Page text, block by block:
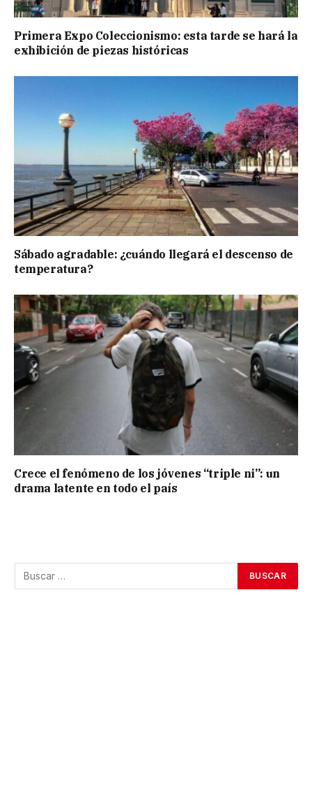
Primera Expo Coleccionismo: esta tarde se hará la
exhibición de piezas históricas
Sábado agradable: ¿cuándo llegará el descenso de
temperatura?
Crece el fenómeno de los jóvenes “triple ni”: un
drama latente en todo el país